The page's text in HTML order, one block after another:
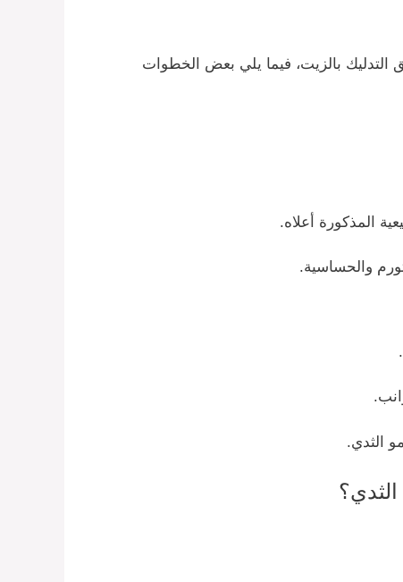
بالزيت، فيما يلي بعض الخطوات
والحساسية.
الثدي.